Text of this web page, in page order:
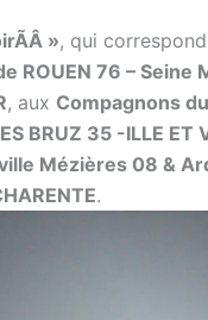
», qui
ROUEN 76 – Seine
, aux Compagnons
BRUZ 35 -ILLE ET
Mézières 08 &
.